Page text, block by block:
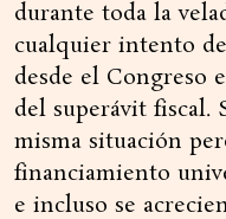
durante toda la
cualquier intento
desde el Congreso
del superávit fiscal.
misma situación
financiamiento
e incluso se